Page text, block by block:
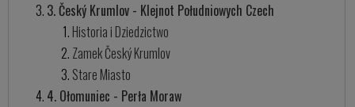
3. Český Krumlov - Klejnot Południowych Czech
Historia i Dziedzictwo
Zamek Český Krumlov
Stare Miasto
4. Ołomuniec - Perła Moraw